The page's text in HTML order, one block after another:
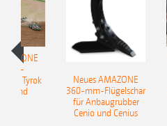
Tyrok
Neues AMAZONE
360-mm-Flügelschar
für Anbaugrubber
Cenio und Cenius